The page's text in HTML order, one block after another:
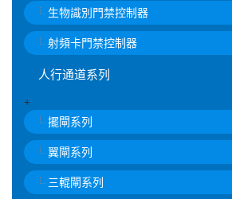
生物識別門禁控制器
射頻卡門禁控制器
人行通道系列
+
擺閘系列
翼閘系列
三輥閘系列